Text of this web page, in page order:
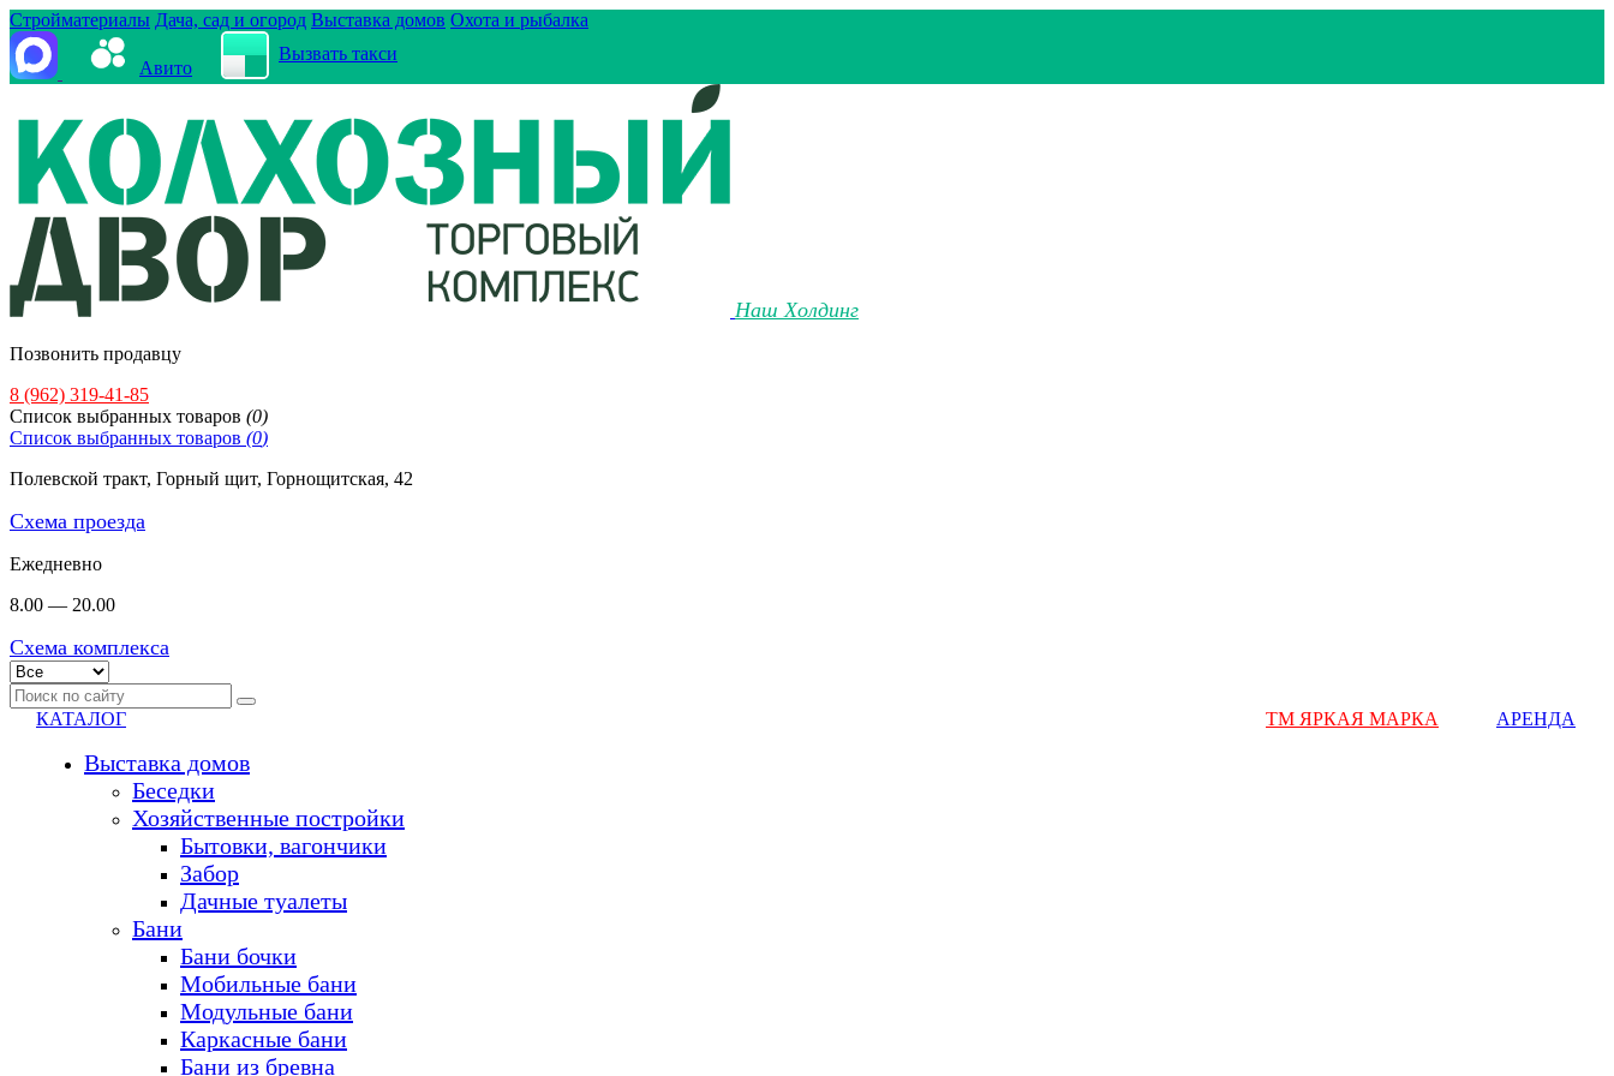
Стройматериалы Дача, сад и огород Выставка домов Охота и рыбалка
Авито
Вызвать такси
Наш Холдинг
Позвонить продавцу
8 (962) 319-41-85
Cписок выбранных товаров (0)
Cписок выбранных товаров (0)
Полевской тракт, Горный щит, Горнощитская, 42
Схема проезда
Ежедневно
8.00 — 20.00
Схема комплекса
КАТАЛОГ
Выставка домов
Беседки
Хозяйственные постройки
Бытовки, вагончики
Забор
Дачные туалеты
Бани
Бани бочки
Мобильные бани
Модульные бани
Каркасные бани
Бани из бревна
ТМ ЯРКАЯ МАРКА АРЕНДА